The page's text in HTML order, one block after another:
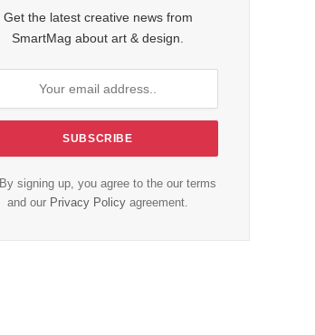
Get the latest creative news from
SmartMag about art & design.
By signing up, you agree to the our terms
and our Privacy Policy agreement.